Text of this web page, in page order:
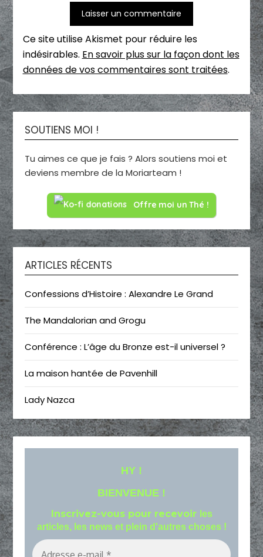
Ce site utilise Akismet pour réduire les
indésirables. En savoir plus sur la façon dont les
données de vos commentaires sont traitées.
SOUTIENS MOI !
Tu aimes ce que je fais ? Alors soutiens moi et
deviens membre de la Moriarteam !
Offre moi un Thé !
ARTICLES RÉCENTS
Confessions d’Histoire : Alexandre Le Grand
The Mandalorian and Grogu
Conférence : L’âge du Bronze est-il universel ?
La maison hantée de Pavenhill
Lady Nazca
HY !
BIENVENUE !
Inscrivez-vous pour recevoir les
articles, les news et plein d'autres choses !